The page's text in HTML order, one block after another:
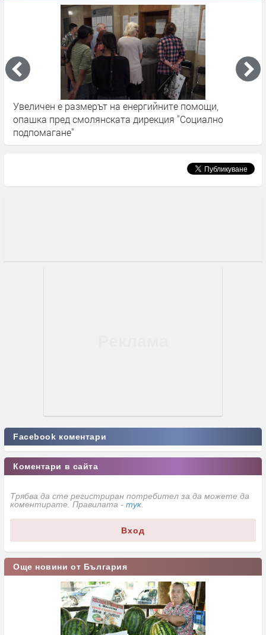
Увеличен е размерът на енергийните помощи,
опашка пред смолянската дирекция "Социално
подпомагане"
Facebook коментари
Коментари в сайта
Трябва да сте регистриран потребител за да можете да
коментирате. Правилата - тук
Вход
Още новини от България